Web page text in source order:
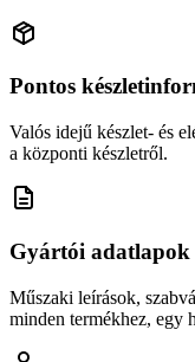
Pontos
Valós idejű készlet- és
a központi készletről.
Gyártói adatlapok
Műszaki leírások,
minden termékhez, egy